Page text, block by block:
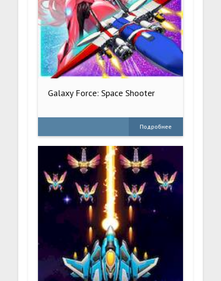
Galaxy Force: Space Shooter
Подробнее